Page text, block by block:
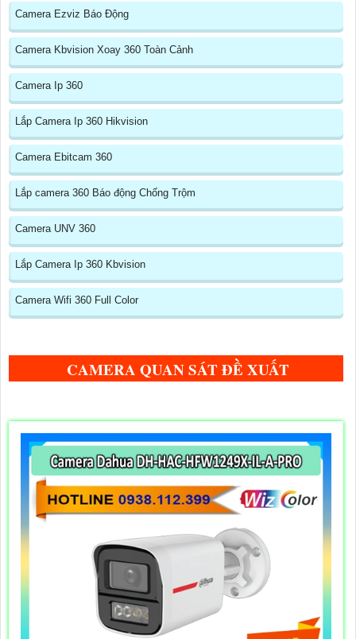
Camera Ezviz Báo Động
Camera Kbvision Xoay 360 Toàn Cảnh
Camera Ip 360
Lắp Camera Ip 360 Hikvision
Camera Ebitcam 360
Lắp camera 360 Báo động Chống Trộm
Camera UNV 360
Lắp Camera Ip 360 Kbvision
Camera Wifi 360 Full Color
CAMERA QUAN SÁT ĐỀ XUẤT